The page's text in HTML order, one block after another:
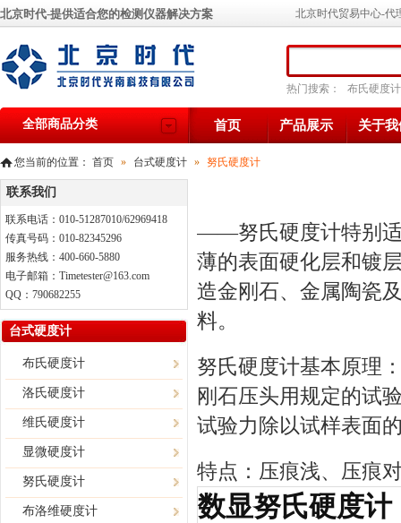
全部商品分类
北京时代-提供适合您的检测仪器解决方案
热门搜索： 布氏硬度计
首页 产品展示 关于我
北京时代贸易中心-代
您当前的位置： 首页 » 台式硬度计 » 努氏硬度计
——努氏硬度计特别适
薄的表面硬化层和镀
造金刚石、金属陶瓷
料。
努氏硬度计基本原理
刚石压头用规定的试
试验力除以试样表面
特点：压痕浅、压痕
数显努氏硬度计
联系我们
联系电话：010-51287010/62969418
传真号码：010-82345296
服务热线：400-660-5880
电子邮箱：Timetester@163.com
QQ：790682255
台式硬度计
布氏硬度计
洛氏硬度计
维氏硬度计
显微硬度计
努氏硬度计
布洛维硬度计